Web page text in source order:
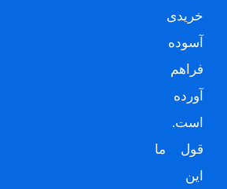
خریدی
آسوده
فراهم
آورده
است.
قول ما
این